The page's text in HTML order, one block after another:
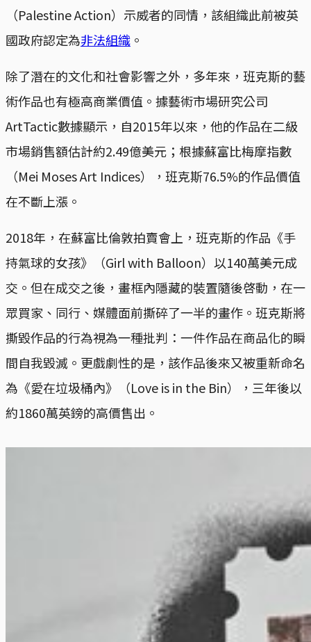
（Palestine Action）示威者的同情，該組織此前被英
國政府認定為非法組織 。
除了潛在的文化和社會影響之外，多年來，班克斯的藝
術作品也有極高商業價值。據藝術市場研究公司
ArtTactic數據顯示，自2015年以來，他的作品在二級
市場銷售額估計約2.49億美元；根據蘇富比梅摩指數
（Mei Moses Art Indices），班克斯76.5%的作品價值
在不斷上漲。
2018年，在蘇富比倫敦拍賣會上，班克斯的作品《手
持氣球的女孩》（Girl with Balloon）以140萬美元成
交。但在成交之後，畫框內隱藏的裝置隨後啓動，在一
眾買家、同行、媒體面前撕碎了一半的畫作。班克斯將
撕毀作品的行為視為一種批判：一件作品在商品化的瞬
間自我毀滅。更戲劇性的是，該作品後來又被重新命名
為《愛在垃圾桶內》（Love is in the Bin），三年後以
約1860萬英鎊的高價售出。